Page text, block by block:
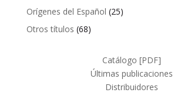
Orígenes del Español 2525
Otros títulos 6868
Catálogo [PDF]
Últimas publicaciones
Distribuidores